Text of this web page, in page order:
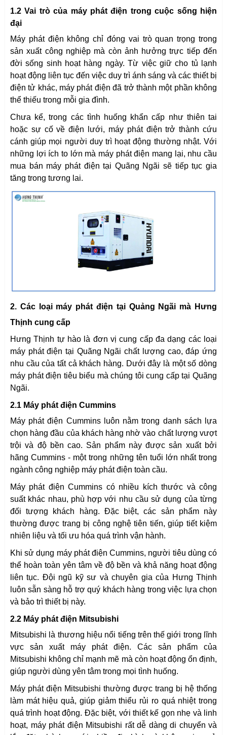
1.2 Vai trò của máy phát điện trong cuộc sống hiện
đại
Máy phát điện không chỉ đóng vai trò quan trọng trong
sản xuất công nghiệp mà còn ảnh hưởng trực tiếp đến
đời sống sinh hoạt hàng ngày. Từ việc giữ cho tủ lạnh
hoạt động liên tục đến việc duy trì ánh sáng và các thiết bị
điện tử khác, máy phát điện đã trở thành một phần không
thể thiếu trong mỗi gia đình.
Chưa kể, trong các tình huống khẩn cấp như thiên tai
hoặc sự cố về điện lưới, máy phát điện trở thành cứu
cánh giúp mọi người duy trì hoạt động thường nhật. Với
những lợi ích to lớn mà máy phát điện mang lại, nhu cầu
mua bán máy phát điện tại Quãng Ngãi sẽ tiếp tục gia
tăng trong tương lai.
2. Các loại máy phát điện tại Quảng Ngãi mà Hưng
Thịnh cung cấp
Hưng Thịnh tự hào là đơn vị cung cấp đa dạng các loại
máy phát điện tại Quãng Ngãi chất lượng cao, đáp ứng
nhu cầu của tất cả khách hàng. Dưới đây là một số dòng
máy phát điện tiêu biểu mà chúng tôi cung cấp tại Quãng
Ngãi.
2.1 Máy phát điện Cummins
Máy phát điện Cummins luôn nằm trong danh sách lựa
chọn hàng đầu của khách hàng nhờ vào chất lượng vượt
trội và độ bền cao. Sản phẩm này được sản xuất bởi
hãng Cummins - một trong những tên tuổi lớn nhất trong
ngành công nghiệp máy phát điện toàn cầu.
Máy phát điện Cummins có nhiều kích thước và công
suất khác nhau, phù hợp với nhu cầu sử dụng của từng
đối tượng khách hàng. Đặc biệt, các sản phẩm này
thường được trang bị công nghệ tiên tiến, giúp tiết kiệm
nhiên liệu và tối ưu hóa quá trình vận hành.
Khi sử dụng máy phát điện Cummins, người tiêu dùng có
thể hoàn toàn yên tâm về độ bền và khả năng hoạt động
liên tục. Đội ngũ kỹ sư và chuyên gia của Hưng Thịnh
luôn sẵn sàng hỗ trợ quý khách hàng trong việc lựa chọn
và bảo trì thiết bị này.
2.2 Máy phát điện Mitsubishi
Mitsubishi là thương hiệu nổi tiếng trên thế giới trong lĩnh
vực sản xuất máy phát điện. Các sản phẩm của
Mitsubishi không chỉ mạnh mẽ mà còn hoạt động ổn định,
giúp người dùng yên tâm trong mọi tình huống.
Máy phát điện Mitsubishi thường được trang bị hệ thống
làm mát hiệu quả, giúp giảm thiểu rủi ro quá nhiệt trong
quá trình hoạt động. Đặc biệt, với thiết kế gọn nhẹ và linh
hoạt, máy phát điện Mitsubishi rất dễ dàng di chuyển và